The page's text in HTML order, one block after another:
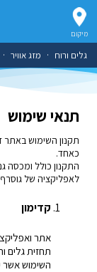
מיקום
גלים ורוח · מזג אוויר ·
תנאי שימוש
תקנון השימוש באתר
כאחד.
התקנון כולל ומכסה
לאפליקציה של
קדימון
אתר
תחזית גלים
השימוש אשר